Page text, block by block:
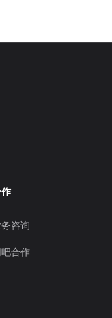
咨询
吧合作